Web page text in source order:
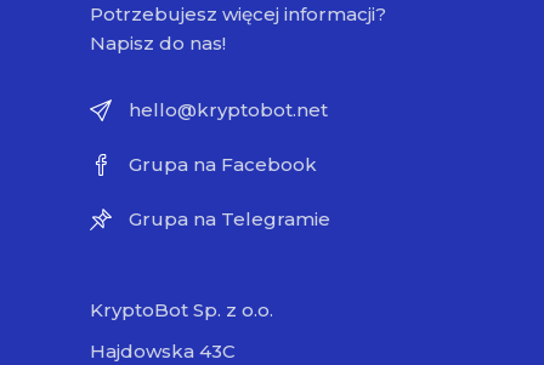
Potrzebujesz więcej informacji?
Napisz do nas!
hello@kryptobot.net
Grupa na Facebook
Grupa na Telegramie
KryptoBot Sp. z o.o.
Hajdowska 43C